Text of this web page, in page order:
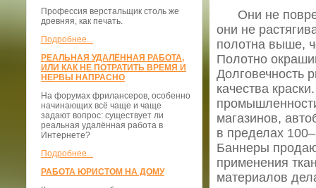
Профессия верстальщик столь же
древняя, как печать.
Подробнее...
РЕАЛЬНАЯ УДАЛЁННАЯ РАБОТА,
ИЛИ КАК НЕ ПОТРАТИТЬ ВРЕМЯ И
НЕРВЫ НАПРАСНО
На форумах фрилансеров, особенно
начинающих всё чаще и чаще
задают вопрос: существует ли
реальная удалённая работа в
Интернете?
Подробнее...
РАБОТА ЮРИСТОМ НА ДОМУ
Они не
они не
полотна выше,
Полотно
Долговечность
качества
магазинов,
в пределах
Баннеры
применения
материалов